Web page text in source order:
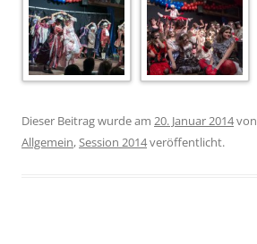
Dieser Beitrag wurde am 20. Januar 2014von
Allgemein,Session 2014veröffentlicht.